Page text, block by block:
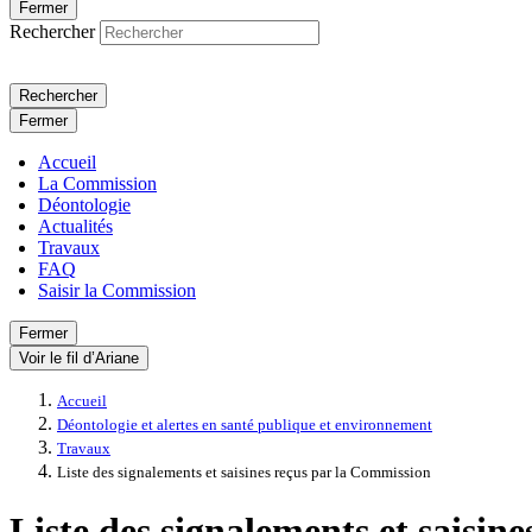
Fermer
Rechercher
Rechercher
Fermer
Accueil
La Commission
Déontologie
Actualités
Travaux
FAQ
Saisir la Commission
Fermer
Voir le fil d’Ariane
Accueil
Déontologie et alertes en santé publique et environnement
Travaux
Liste des signalements et saisines reçus par la Commission